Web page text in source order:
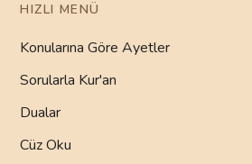
HIZLI MENÜ
Konularına Göre Ayetler
Sorularla Kur'an
Dualar
Cüz Oku